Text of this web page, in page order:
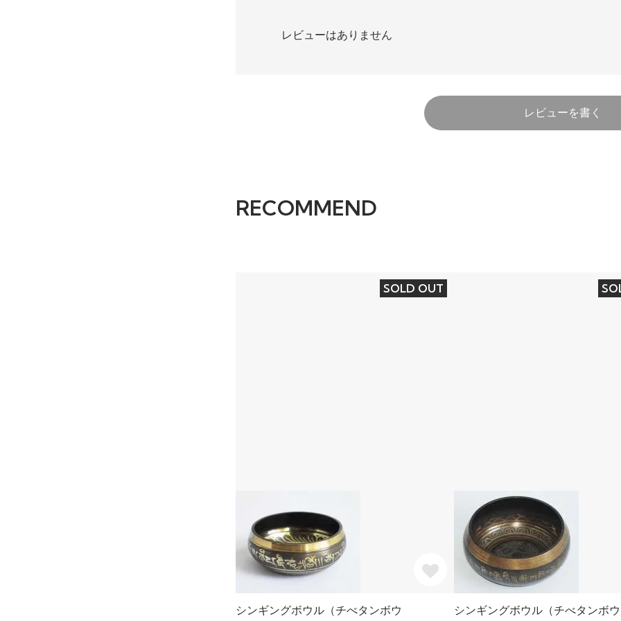
レビューはありません
レビューを書く
RECOMMEND
SOLD OUT
シンギングボウル（チべタンボウ
シンギングボウル（チべタンボウ